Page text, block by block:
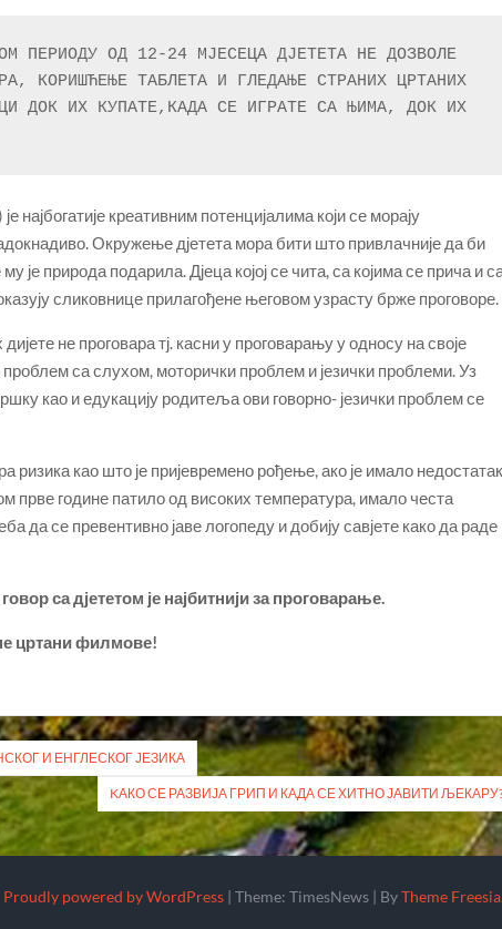
ПЕРИОДУ ОД 12-24 МЈЕСЕЦА ДЈЕТЕТА НЕ ДОЗВОЛЕ
КОРИШЋЕЊЕ ТАБЛЕТА И ГЛЕДАЊЕ СТРАНИХ ЦРТАНИХ
ДОК ИХ КУПАТЕ,КАДА СЕ ИГРАТЕ СА ЊИМА, ДОК ИХ
најбогатије креативним потенцијалима који се морају
Окружење дјетета мора бити што привлачније да би
је природа подарила. Дјеца којој се чита, са којима се прича и
сликовнице прилагођене његовом узрасту брже проговоре.
не проговара тј. касни у проговарању у односу на своје
са слухом, моторички проблем и језички проблеми. Уз
као и едукацију родитеља ови говорно- језички проблем се
ризика као што је пријевремено рођење, ако је имало
прве године патило од високих температура, имало честа
да се превентивно јаве логопеду и добију савјете како да раде
са дјететом је најбитнији за проговарање.
цртани филмове!
И ЕНГЛЕСКОГ ЈЕЗИКА
KАКО СЕ РАЗВИЈА ГРИП И КАДА СЕ ХИТНО ЈАВИТИ
Proudly powered by WordPress | Theme: TimesNews | ByTheme Freesia